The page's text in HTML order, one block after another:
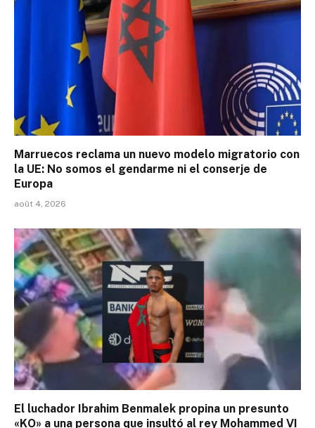
Marruecos reclama un nuevo modelo migratorio con
la UE: No somos el gendarme ni el conserje de
Europa
août 4, 2026
El luchador Ibrahim Benmalek propina un presunto
«KO» a una persona que insultó al rey Mohammed VI